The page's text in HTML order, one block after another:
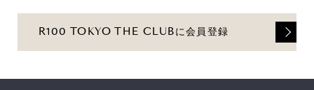
R100 TOKYO THE CLUBに会員登録